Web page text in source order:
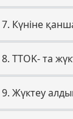
7. Күніне
8. TTOK- та
9. Жүктеу